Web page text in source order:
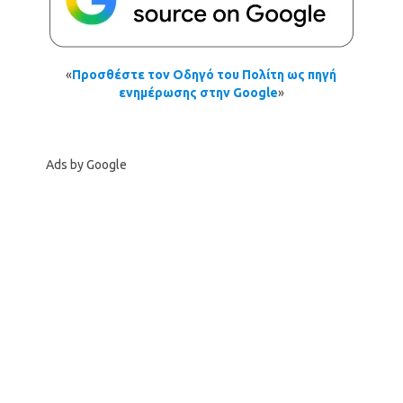
«Προσθέστε τον Οδηγό του Πολίτη ως πηγή
ενημέρωσης στην Google»
Ads by Google